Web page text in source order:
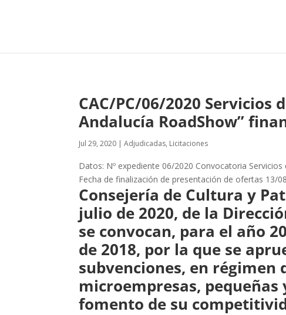
CAC/PC/06/2020
Andalucía RoadShow”
Jul 29, 2020 |Adjudicadas, Licitaciones
Datos: Nº expediente 06/2020 Convocatoria
Fecha de finalización de presentación de ofertas 13/
Consejería de Cultura y
julio de 2020, de la
se convocan, para el año
de 2018, por la que se
subvenciones, en régimen
microempresas,
fomento de su